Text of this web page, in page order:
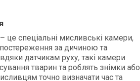
спеціальні мисливські камери,
за дичиною та
датчикам руху, такі камери
тварин та роблять знімки або
точно визначати час та